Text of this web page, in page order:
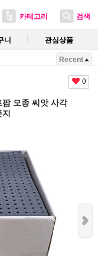
카테고리 검색
니 관심상품
Recent
0
모종 씨앗 사각